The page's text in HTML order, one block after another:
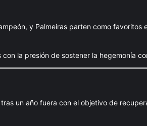
y Palmeiras parten como favoritos
la presión de sostener la hegemonía
un año fuera con el objetivo de